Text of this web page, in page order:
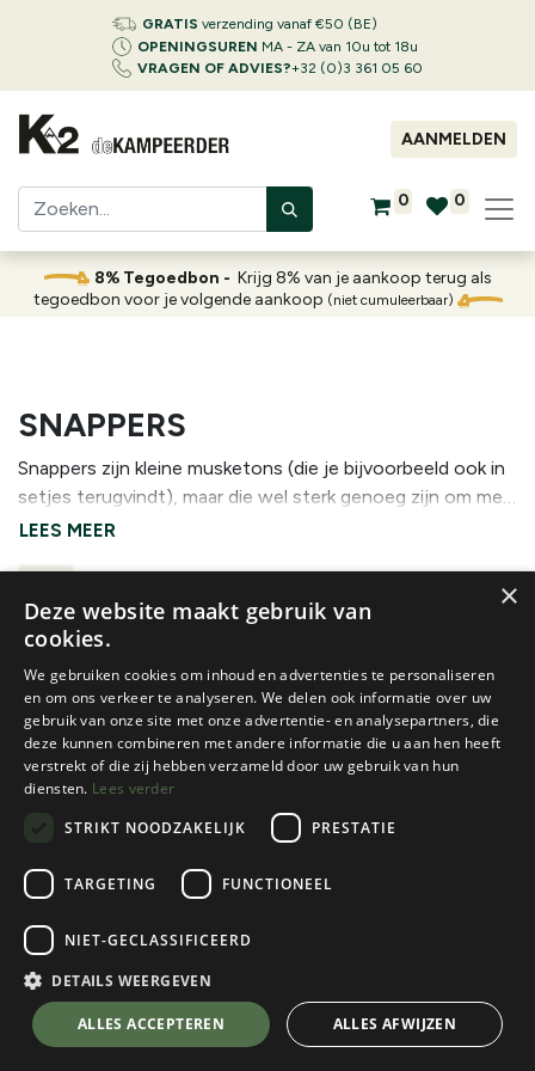
GRATIS verzending vanaf €50 (BE)
OPENINGSUREN MA - ZA van 10u tot 18u
VRAGEN OF ADVIES?+32 (0)3 361 05 60
AANMELDEN
0 0
8% Tegoedbon - Krijg 8% van je aankoop terug als
tegoedbon voor je volgende aankoop (niet cumuleerbaar)
SNAPPERS
Snappers zijn kleine musketons (die je bijvoorbeeld ook in
setjes terugvindt), maar die wel sterk genoeg zijn om mee
te klimmen. Zeer handig om bijvoorbeeld je schoenen mee
van deze snappers meenemen tijdens een avontuurlijke
tocht kan nooit geen kwaad.
NiteIze
S-BINER 360
1 color(s) available
€12,95
Ocun
×
Deze website maakt gebruik van
cookies.
We gebruiken cookies om inhoud en advertenties te personaliseren
en om ons verkeer te analyseren. We delen ook informatie over uw
gebruik van onze site met onze advertentie- en analysepartners, die
deze kunnen combineren met andere informatie die u aan hen heeft
verstrekt of die zij hebben verzameld door uw gebruik van hun
diensten. Lees verder
STRIKT NOODZAKELIJK
PRESTATIE
TARGETING FUNCTIONEEL
NIET-GECLASSIFICEERD
DETAILS WEERGEVEN
ALLES ACCEPTEREN ALLES AFWIJZEN